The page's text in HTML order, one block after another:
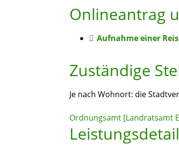
Onlineantrag
Aufnahme einer
Zuständige
Je nach Wohnort: die
Ordnungsamt [Landratsamt